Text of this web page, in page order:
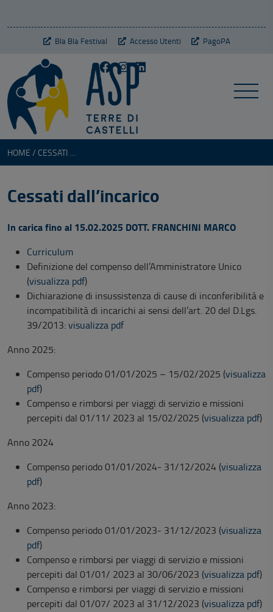
Bla Bla Festival Accesso Utenti PagoPA
HOME
Cessati dall’incarico
In carica fino al 15.02.2025 DOTT. FRANCHINI MARCO
Curriculum
Definizione del compenso dell’Amministratore Unico
(visualizza pdf)
Dichiarazione di insussistenza di cause di inconferibilità e
incompatibilità di incarichi ai sensi dell’art. 20 del D.Lgs.
39/2013:visualizza pdf
Anno 2025:
Compenso periodo 01/01/2025 – 15/02/2025 (visualizza
pdf)
Compenso e rimborsi per viaggi di servizio e missioni
percepiti dal 01/11/ 2023 al 15/02/2025 (visualizza pdf)
Anno 2024
Compenso periodo 01/01/2024- 31/12/2024 (visualizza
pdf)
Anno 2023:
Compenso periodo 01/01/2023- 31/12/2023 (visualizza
pdf)
Compenso e rimborsi per viaggi di servizio e missioni
percepiti dal 01/01/ 2023 al 30/06/2023 (visualizza pdf)
Compenso e rimborsi per viaggi di servizio e missioni
percepiti dal 01/07/ 2023 al 31/12/2023 (visualizza pdf)